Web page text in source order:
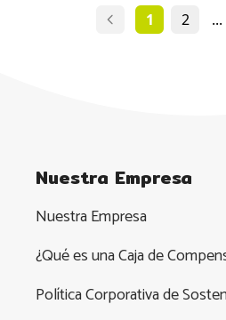
1 2 ...
Nuestra Empresa
Nuestra Empresa
¿Qué es una Caja de
Política Corporativa de